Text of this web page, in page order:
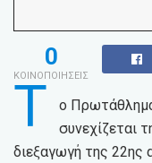
0
ΚΟΙΝΟΠΟΙΗΣΕΙΣ
Τ
ο Πρωτάθλημα
συνεχίζεται
διεξαγωγή της 22ης